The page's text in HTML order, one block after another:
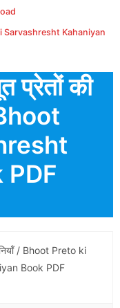
ki Sarvashresht Kahaniyan
की
PDF
/ Bhoot Preto ki
Book PDF